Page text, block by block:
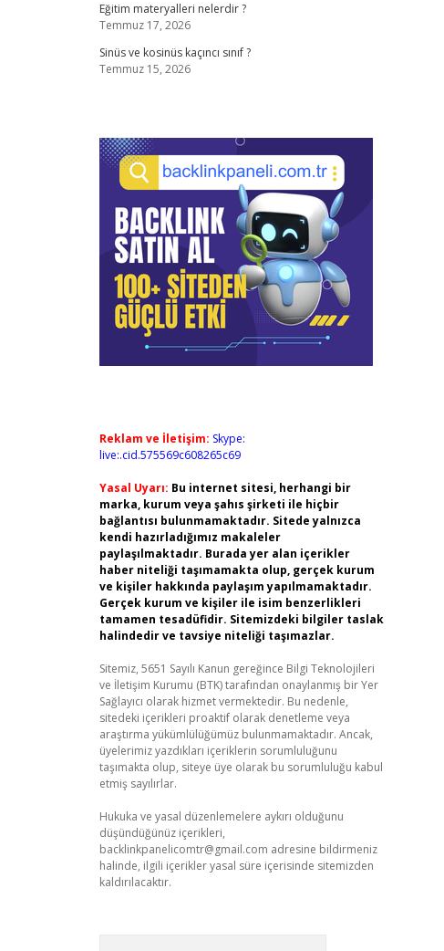
Eğitim materyalleri nelerdir ?
Temmuz 17, 2026
Sinüs ve kosinüs kaçıncı sınıf ?
Temmuz 15, 2026
Reklam ve İletişim: Skype:
live:.cid.575569c608265c69
Yasal Uyarı: Bu internet sitesi, herhangi bir
marka, kurum veya şahıs şirketi ile hiçbir
bağlantısı bulunmamaktadır. Sitede yalnızca
kendi hazırladığımız makaleler
paylaşılmaktadır. Burada yer alan içerikler
haber niteliği taşımamakta olup, gerçek kurum
ve kişiler hakkında paylaşım yapılmamaktadır.
Gerçek kurum ve kişiler ile isim benzerlikleri
tamamen tesadüfidir. Sitemizdeki bilgiler taslak
halindedir ve tavsiye niteliği taşımazlar.
Sitemiz, 5651 Sayılı Kanun gereğince Bilgi Teknolojileri
ve İletişim Kurumu (BTK) tarafından onaylanmış bir Yer
Sağlayıcı olarak hizmet vermektedir. Bu nedenle,
sitedeki içerikleri proaktif olarak denetleme veya
araştırma yükümlülüğümüz bulunmamaktadır. Ancak,
üyelerimiz yazdıkları içeriklerin sorumluluğunu
taşımakta olup, siteye üye olarak bu sorumluluğu kabul
etmiş sayılırlar.
Hukuka ve yasal düzenlemelere aykırı olduğunu
düşündüğünüz içerikleri,
backlinkpanelicomtr@gmail.com adresine bildirmeniz
halinde, ilgili içerikler yasal süre içerisinde sitemizden
kaldırılacaktır.